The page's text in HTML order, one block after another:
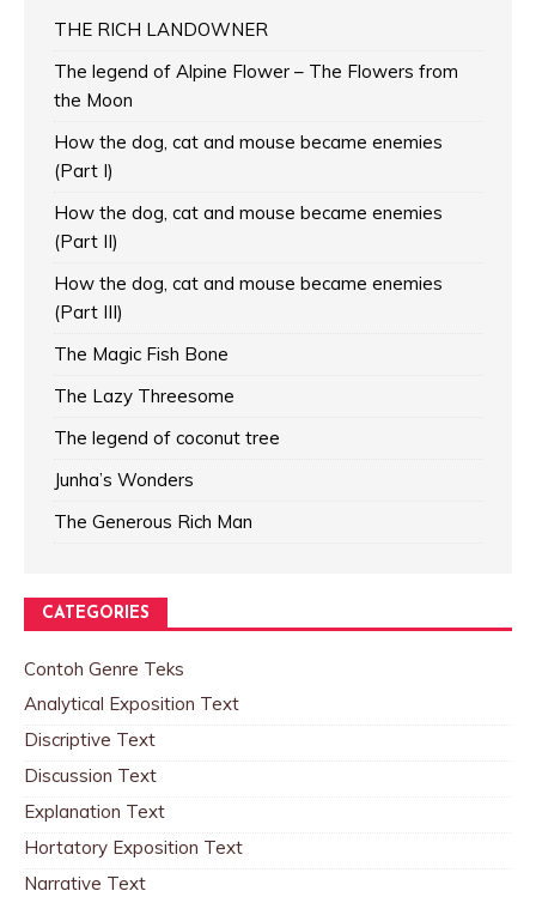
THE RICH LANDOWNER
The legend of Alpine Flower – The Flowers from
the Moon
How the dog, cat and mouse became enemies
(Part I)
How the dog, cat and mouse became enemies
(Part II)
How the dog, cat and mouse became enemies
(Part III)
The Magic Fish Bone
The Lazy Threesome
The legend of coconut tree
Junha’s Wonders
The Generous Rich Man
CATEGORIES
Contoh Genre Teks
Analytical Exposition Text
Discriptive Text
Discussion Text
Explanation Text
Hortatory Exposition Text
Narrative Text